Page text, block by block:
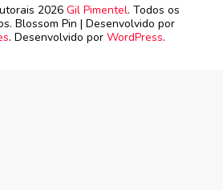
2026 Gil Pimentel. Todos os
Blossom Pin | Desenvolvido por
. Desenvolvido por WordPress.